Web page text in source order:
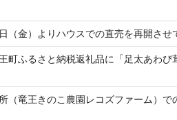
（金）よりハウスでの直売を再開させ
町ふるさと納税返礼品に「足太あわび
（竜王きのこ農園レコズファーム）で